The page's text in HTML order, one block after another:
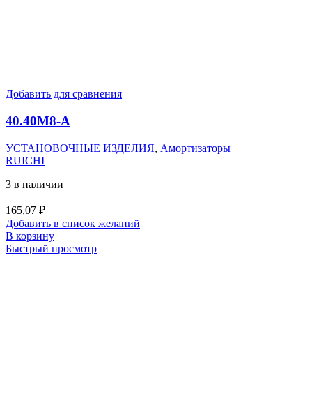
Добавить для сравнения
40.40M8-А
УСТАНОВОЧНЫЕ ИЗДЕЛИЯ, Амортизаторы
RUICHI
3 в наличии
165,07 ₽
Добавить в список желаний
В корзину
Быстрый просмотр